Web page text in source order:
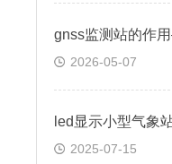
2026-05-07
2025-07-15